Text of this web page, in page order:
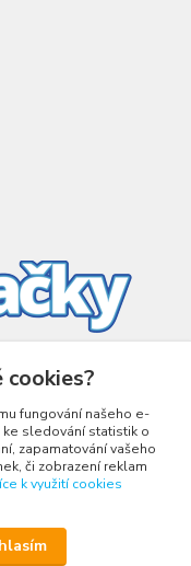
cookies?
fungování našeho e-
sledování statistik o
zapamatování vašeho
či zobrazení reklam
k využití cookies